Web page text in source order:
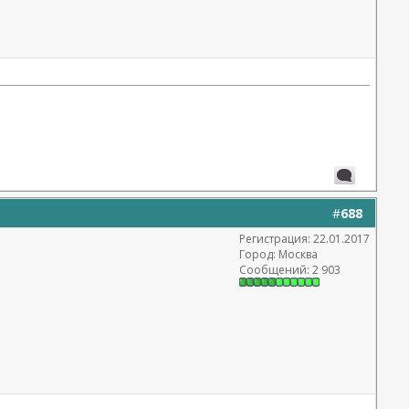
#688
Регистрация: 22.01.2017
Город: Москва
Сообщений: 2 903